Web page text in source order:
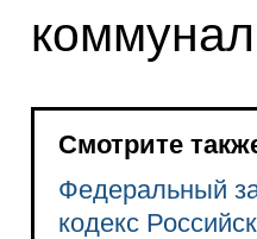
Смотрите
Федеральный
кодекс